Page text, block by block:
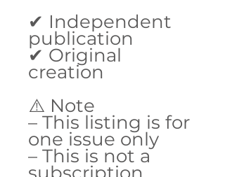
✔ Independent
publication
✔ Original
creation
⚠️ Note
– This listing is for
one issue only
– This is not a